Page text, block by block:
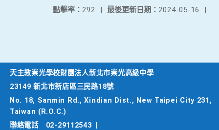
最後更新日期： 2024-05-16 |
點擊率： 292 |
天主教崇光學校財團法人新北市崇光高級中學
23149 新北市新店區三民路18號
No. 18, Sanmin Rd., Xindian Dist., New Taipei City 231,
Taiwan (R.O.C.)
聯絡電話
02-29112543